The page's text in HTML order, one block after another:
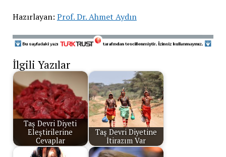
Hazırlayan: Prof. Dr. Ahmet Aydın
İlgili Yazılar
Taş Devri Diyeti
Eleştirilerine
Cevaplar
Taş Devri Diyetine
İtirazım Var